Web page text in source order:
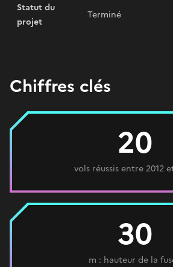
Statut du
projet
Terminé
Chiffres clés
20
vols réussis entre 2012
30
m : hauteur de la